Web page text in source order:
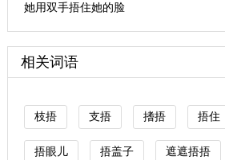
她用双手捂住她的脸
相关词语
枝捂 支捂 搘捂 捂住
捂眼儿 捂盖子 遮遮捂捂